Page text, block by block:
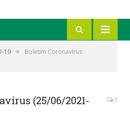
19 »
Boletim Coronavírus
(25/06/2021-
0